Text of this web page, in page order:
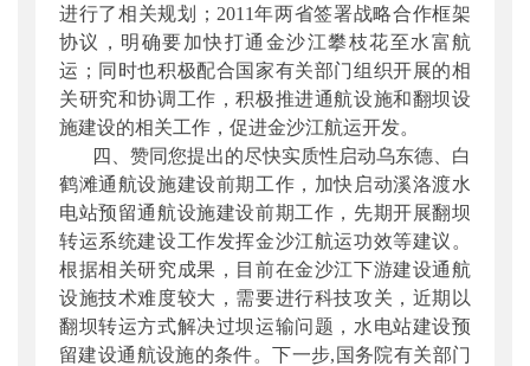
进行了相关规划； 2011年两省签署战略合作框架
协议，明确要加快打通金沙江攀枝花至水富航
运；同时也积极配合国家有关部门组织开展的相
关研究和协调工作，积极推进通航设施和翻坝设
施建设的相关工作，促进金沙江航运开发。
四、赞同您提出的尽快实质性启动乌东德、白
鹤滩通航设施建设前期工作，加快启动溪洛渡水
电站预留通航设施建设前期工作，先期开展翻坝
转运系统建设工作发挥金沙江航运功效等建议。
根据相关研究成果，目前在金沙江下游建设通航
设施技术难度较大，需要进行科技攻关，近期以
翻坝转运方式解决过坝运输问题，水电站建设预
留建设通航设施的条件。下一步, 国务院有关部门